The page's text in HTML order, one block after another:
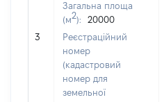
3
Загальна площа
(м2):
20000
Реєстраційний
номер
(кадастровий
номер для
земельної